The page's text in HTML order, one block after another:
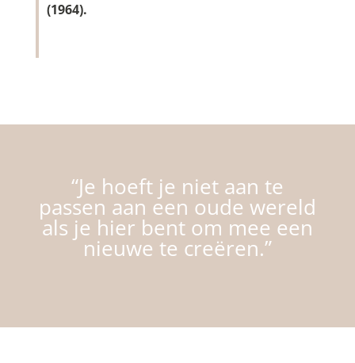
(1964).
“Je hoeft je niet aan te
passen aan een oude wereld
als je hier bent om mee een
nieuwe te creëren.”